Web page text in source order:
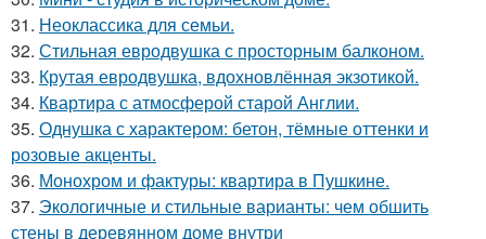
31. Неоклассика для семьи.
32. Стильная евродвушка с просторным балконом.
33. Крутая евродвушка, вдохновлённая экзотикой.
34. Квартира с атмосферой старой Англии.
35. Однушка с характером: бетон, тёмные оттенки и
розовые акценты.
36. Монохром и фактуры: квартира в Пушкине.
37. Экологичные и стильные варианты: чем обшить
стены в деревянном доме внутри